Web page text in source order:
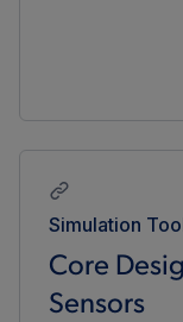
Simulation
Core
Sensors